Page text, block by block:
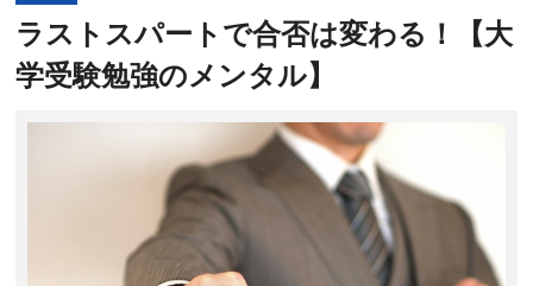
ラストスパートで合否は変わる！【大
学受験勉強のメンタル】